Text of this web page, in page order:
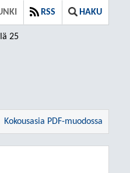
RSS HAKU
25
Kokousasia PDF-muodossa